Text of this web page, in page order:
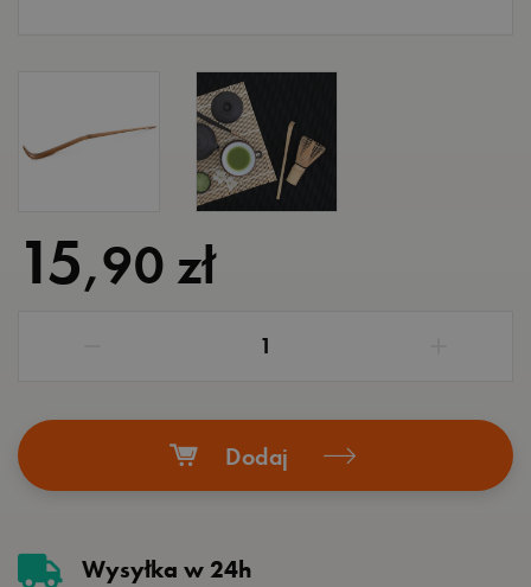
15,90 zł
Dodaj
Wysyłka w 24h